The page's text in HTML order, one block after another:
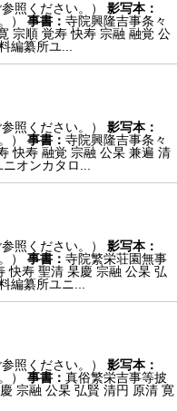
照ください。）
影写本：
）
事書： 寺院興隆吉事条々
宗順 覚寿 快寿 宗融 融覚 公
編纂所ユ...
照ください。）
影写本：
）
事書： 寺院興隆吉事条々
快寿 融覚 宗融 公杲 兼遍 清
オンカタロ...
照ください。）
影写本：
）
事書： 寺院繁栄荘園無事
快寿 聖清 杲慶 宗融 公杲 弘
編纂所ユニ...
照ください。）
影写本：
）
事書： 真俗繁栄吉事等披
宗融 公杲 弘賢 清円 原清 寛